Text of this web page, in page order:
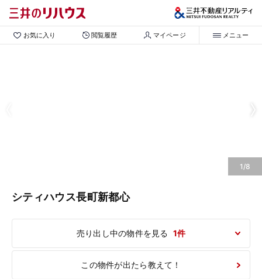
お気に入り 閲覧履歴 マイページ メニュー
1/8
シティハウス長町新都心
売り出し中の物件を見る 1件
この物件が出たら教えて！